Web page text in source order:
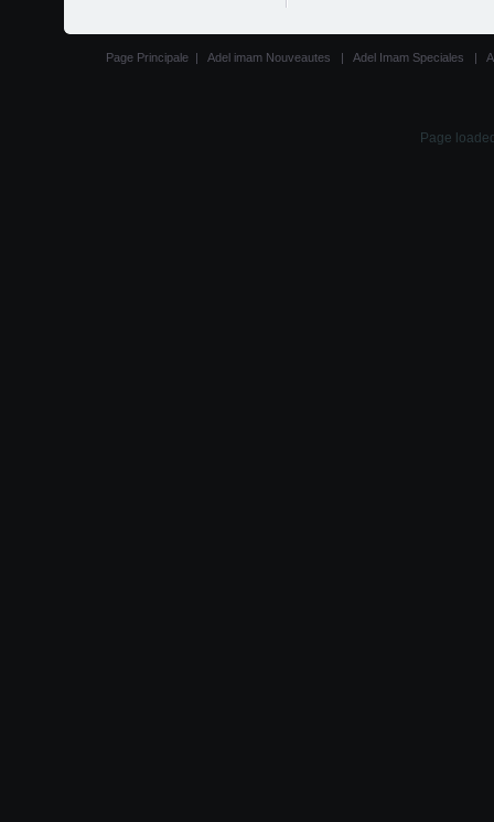
Page Principale | Adel imam Nouveautes | Adel Imam Speciales |
Page